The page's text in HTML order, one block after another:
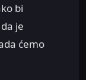
bi
je
ćemo